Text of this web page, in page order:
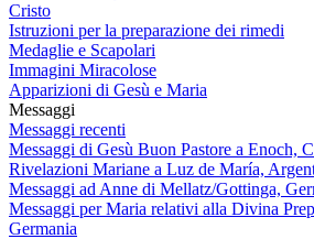
Cristo
Istruzioni per la preparazione dei rimedi
Medaglie e Scapolari
Immagini Miracolose
Apparizioni di Gesù e Maria
Messaggi
Messaggi recenti
Messaggi di Gesù Buon Pastore a Enoch,
Rivelazioni Mariane a Luz de María,
Messaggi ad Anne di Mellatz/Gottinga,
Messaggi per Maria relativi alla Divina
Germania